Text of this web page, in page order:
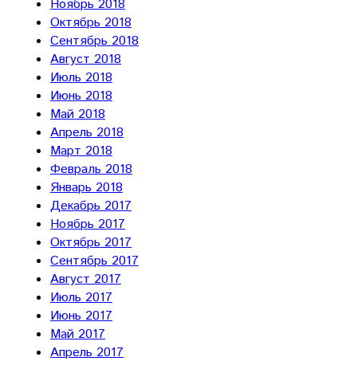
Ноябрь 2018
Октябрь 2018
Сентябрь 2018
Август 2018
Июль 2018
Июнь 2018
Май 2018
Апрель 2018
Март 2018
Февраль 2018
Январь 2018
Декабрь 2017
Ноябрь 2017
Октябрь 2017
Сентябрь 2017
Август 2017
Июль 2017
Июнь 2017
Май 2017
Апрель 2017